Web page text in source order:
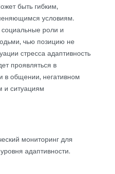
быть гибким,
условиям.
роли и
чью позицию не
стресса адаптивность
проявляться в
в общении, негативном
и ситуациям
мониторинг для
адаптивности.